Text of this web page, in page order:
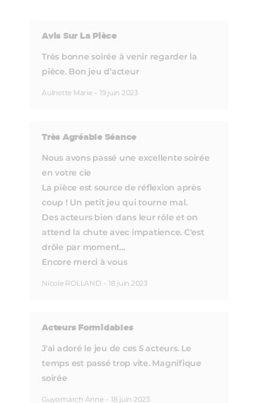
Avis Sur La Pièce
Très bonne soirée à venir regarder la
pièce. Bon jeu d’acteur
Aulnette Marie - 19 juin 2023
Très Agréable Séance
Nous avons passé une excellente soirée
en votre cie
La pièce est source de réflexion après
coup ! Un petit jeu qui tourne mal.
Des acteurs bien dans leur rôle et on
attend la chute avec impatience. C'est
drôle par moment...
Encore merci à vous
Nicole ROLLAND - 18 juin 2023
Acteurs Formidables
J'ai adoré le jeu de ces 5 acteurs. Le
temps est passé trop vite. Magnifique
soirée
Guyomarch Anne - 18 juin 2023